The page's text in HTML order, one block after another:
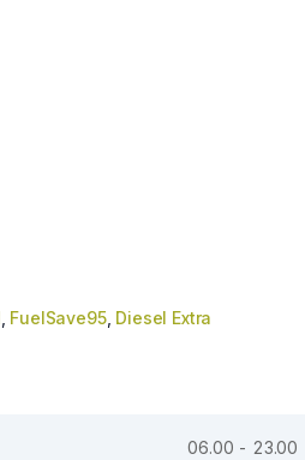
FuelSave95, Diesel Extra
06.00 - 23.00